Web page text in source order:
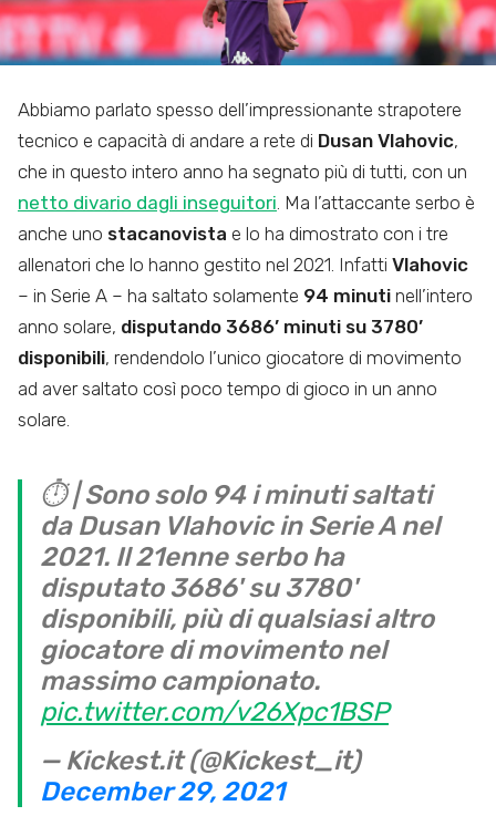
Abbiamo parlato spesso dell’impressionante strapotere
tecnico e capacità di andare a rete di Dusan Vlahovic,
che in questo intero anno ha segnato più di tutti, con un
netto divario dagli inseguitori . Ma l’attaccante serbo è
anche uno stacanovista e lo ha dimostrato con i tre
allenatori che lo hanno gestito nel 2021. Infatti Vlahovic
– in Serie A – ha saltato solamente 94 minuti nell’intero
anno solare, disputando 3686’ minuti su 3780’
disponibili, rendendolo l’unico giocatore di movimento
ad aver saltato così poco tempo di gioco in un anno
solare.
⏱️ | Sono solo 94 i minuti saltati
da Dusan Vlahovic in Serie A nel
2021. Il 21enne serbo ha
disputato 3686' su 3780'
disponibili, più di qualsiasi altro
giocatore di movimento nel
massimo campionato.
pic.twitter.com/v26Xpc1BSP
— Kickest.it (@Kickest_it)
December 29, 2021